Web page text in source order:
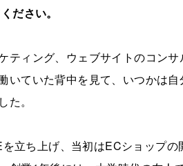
ださい。
ティング、ウェブサイトのコン
いていた背中を見て、いつかは
。
立ち上げ、当初はECショップ